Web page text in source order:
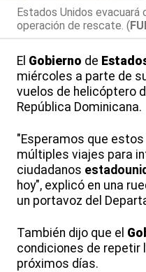
Estados Unidos evacuará
operación de rescate. (
El Gobierno de
miércoles a parte de
vuelos de helicóptero
República Dominicana.
"Esperamos que
múltiples viajes para
ciudadanos
hoy", explicó en una
un portavoz del
También dijo que el
condiciones de repetir
próximos días.